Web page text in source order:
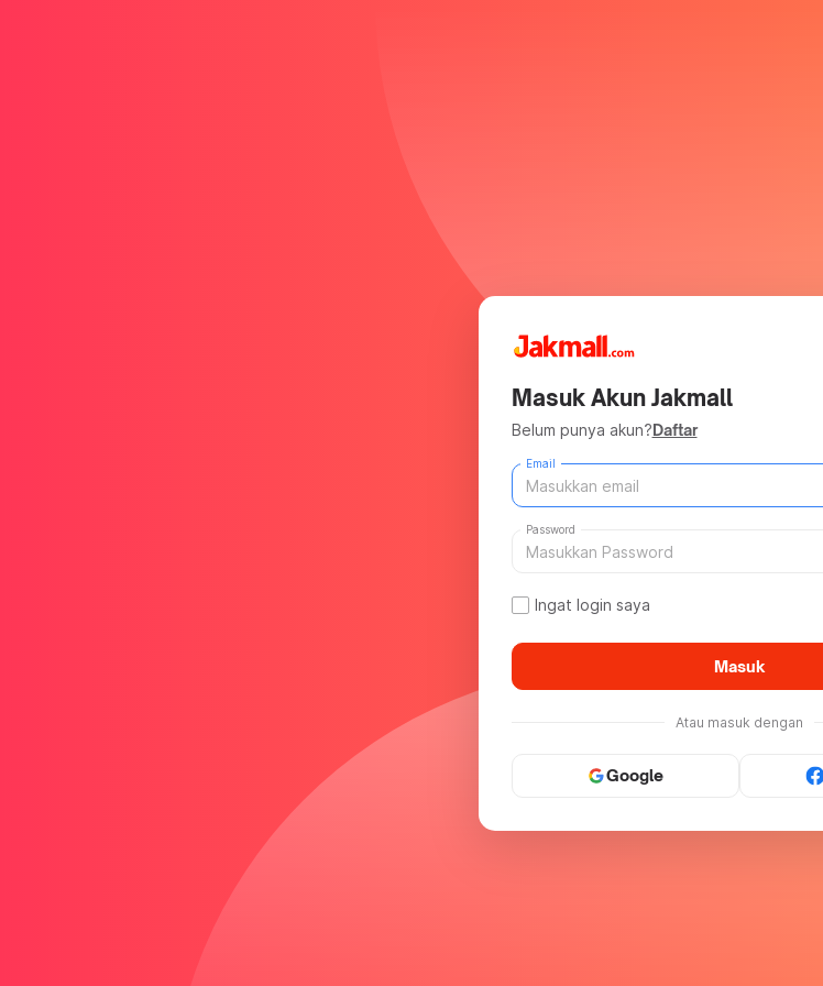
Masuk Akun Jakmall
Belum punya akun?Daftar
Email
Password
Ingat login saya
Masuk
Atau masuk dengan
Google